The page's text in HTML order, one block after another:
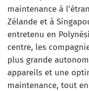
maintenance à
Zélande et à
entretenu en
centre, les
plus grande
appareils et une
maintenance, tout